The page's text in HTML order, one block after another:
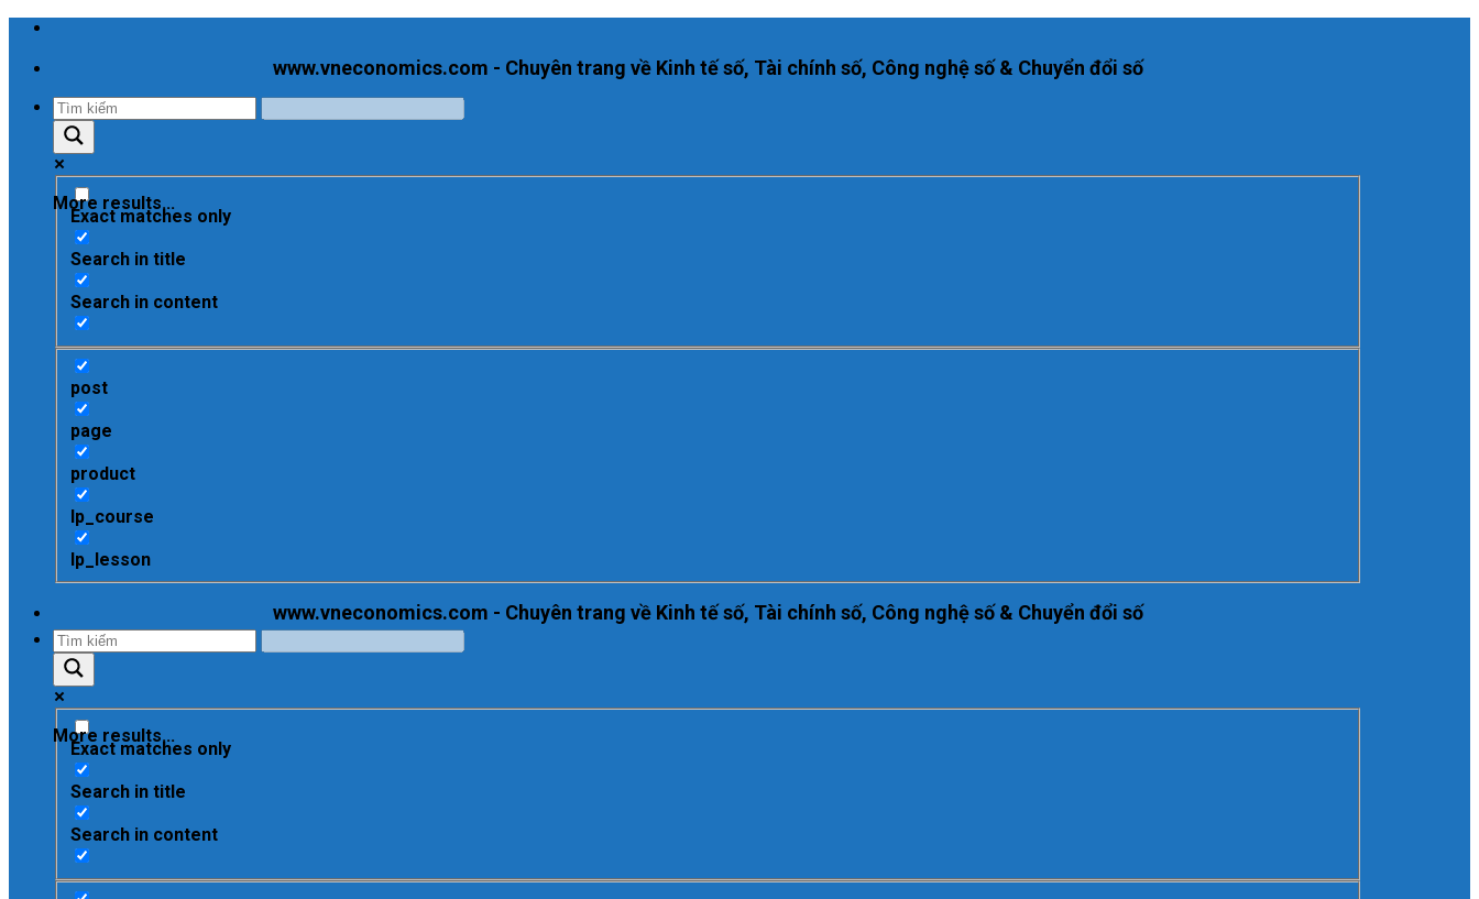
Skip
content
www.vneconomics.com - Chuyên trang về Kinh tế số, Tài chính số, Công nghệ số & Chuyển đổi số
More results...
Exact matches only
Search in title
Search in content
post
page
product
lp_course
lp_lesson
www.vneconomics.com - Chuyên trang về Kinh tế số, Tài chính số, Công nghệ số & Chuyển đổi số
More results...
Exact matches only
Search in title
Search in content